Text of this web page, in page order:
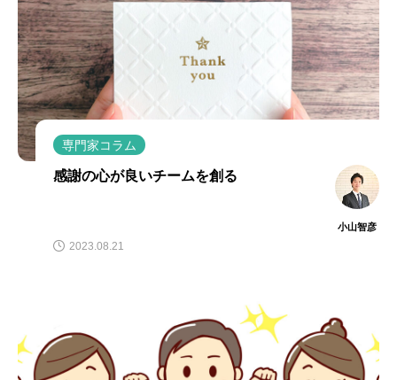
専門家コラム
感謝の心が良いチームを創る
小山智彦
2023.08.21